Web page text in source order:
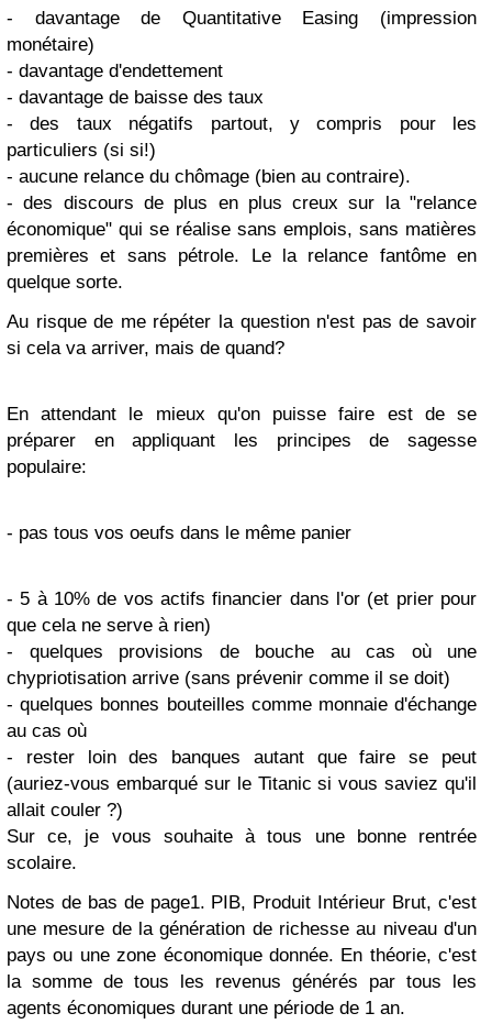
- davantage de Quantitative Easing (impression
monétaire)
- davantage d'endettement
- davantage de baisse des taux
- des taux négatifs partout, y compris pour les
particuliers (si si!)
- aucune relance du chômage (bien au contraire).
- des discours de plus en plus creux sur la "relance
économique" qui se réalise sans emplois, sans matières
premières et sans pétrole. Le la relance fantôme en
quelque sorte.
Au risque de me répéter la question n'est pas de savoir
si cela va arriver, mais de quand?
En attendant le mieux qu'on puisse faire est de se
préparer en appliquant les principes de sagesse
populaire:
- pas tous vos oeufs dans le même panier
- 5 à 10% de vos actifs financier dans l'or (et prier pour
que cela ne serve à rien)
- quelques provisions de bouche au cas où une
chypriotisation arrive (sans prévenir comme il se doit)
- quelques bonnes bouteilles comme monnaie d'échange
au cas où
- rester loin des banques autant que faire se peut
(auriez-vous embarqué sur le Titanic si vous saviez qu'il
allait couler ?)
Sur ce, je vous souhaite à tous une bonne rentrée
scolaire.
Notes de bas de page1. PIB, Produit Intérieur Brut, c'est
une mesure de la génération de richesse au niveau d'un
pays ou une zone économique donnée. En théorie, c'est
la somme de tous les revenus générés par tous les
agents économiques durant une période de 1 an.